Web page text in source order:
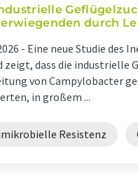
durch
- Eine neue Studie des
zeigt, dass die industrielle
von Campylobacter
in großem ...
Resistenz